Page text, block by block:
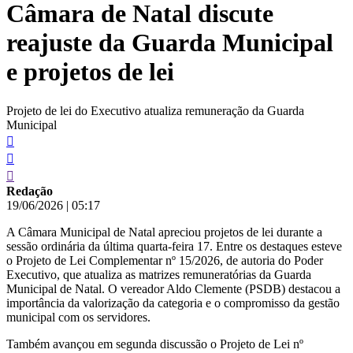
conteúdo
Câmara de Natal discute
reajuste da Guarda Municipal
e projetos de lei
Projeto de lei do Executivo atualiza remuneração da Guarda
Municipal
Redação
19/06/2026 | 05:17
A Câmara Municipal de Natal apreciou projetos de lei durante a
sessão ordinária da última quarta-feira 17. Entre os destaques esteve
o Projeto de Lei Complementar nº 15/2026, de autoria do Poder
Executivo, que atualiza as matrizes remuneratórias da Guarda
Municipal de Natal. O vereador Aldo Clemente (PSDB) destacou a
importância da valorização da categoria e o compromisso da gestão
municipal com os servidores.
Também avançou em segunda discussão o Projeto de Lei nº